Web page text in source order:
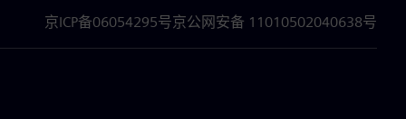
京ICP备06054295号京公网安备 11010502040638号